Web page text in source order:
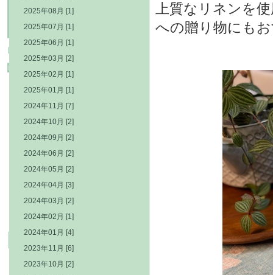
上質なリネンを
への贈り物にも
2025年08月 [1]
2025年07月 [1]
2025年06月 [1]
2025年03月 [2]
2025年02月 [1]
2025年01月 [1]
2024年11月 [7]
2024年10月 [2]
2024年09月 [2]
2024年06月 [2]
2024年05月 [2]
2024年04月 [3]
2024年03月 [2]
2024年02月 [1]
2024年01月 [4]
2023年11月 [6]
2023年10月 [2]